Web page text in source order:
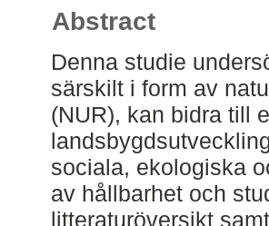
Abstract
Denna studie
särskilt i form av
(NUR), kan bidra till
sociala, ekologiska
av hållbarhet och
litteraturöversikt